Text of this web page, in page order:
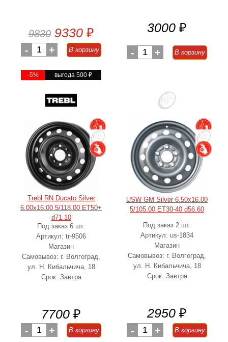
9830 9330 ₽
- 1 + В корзину
-5% выгода 500 ₽
3000 ₽
- 1 + В корзину
Trebl RN Ducato Silver
6.00x16.00 5/118.00 ET50+
d71.10
Под заказ 6 шт.
Артикул: tr-9506
Магазин
Самовывоз: г. Волгоград,
ул. Н. Кибальчича, 18
Срок: Завтра
7700 ₽
- 1 + В корзину
USW GM Silver 6.50x16.00
5/105.00 ET30-40 d56.60
Под заказ 2 шт.
Артикул: us-1834
Магазин
Самовывоз: г. Волгоград,
ул. Н. Кибальчича, 18
Срок: Завтра
2950 ₽
- 1 + В корзину